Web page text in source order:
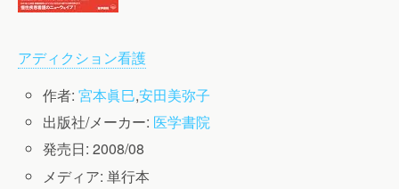
アディクション看護
作者: 宮本眞巳,安田美弥子
出版社/メーカー: 医学書院
発売日: 2008/08
メディア: 単行本